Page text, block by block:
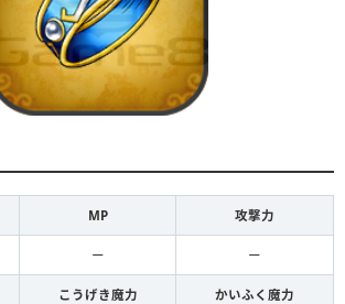
MP 攻撃力
ー ー
こうげき魔力 かいふく魔力